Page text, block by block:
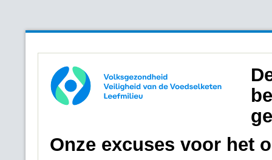
Onze excuses voor het